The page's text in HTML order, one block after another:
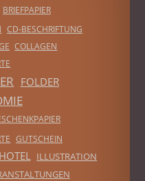
BRIEFPAPIER
CD-BESCHRIFTUNG
COLLAGEN
FOLDER
GUTSCHEIN
HOTEL ILLUSTRATION